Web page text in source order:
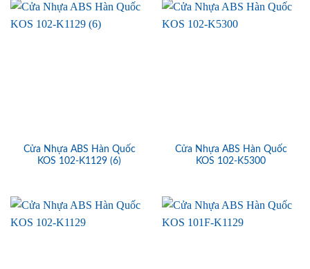
Cửa Nhựa ABS Hàn Quốc
KOS 102-K1129 (6)
Cửa Nhựa ABS Hàn Quốc
KOS 102-K5300